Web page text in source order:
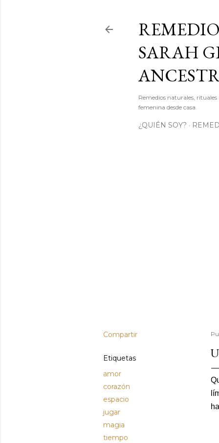
SARAH
Remedios naturales,
femenina desde casa.
¿QUIÉN SOY?
Compartir
Etiquetas
amor
corazón
espacio
jugar
magia
tiempo